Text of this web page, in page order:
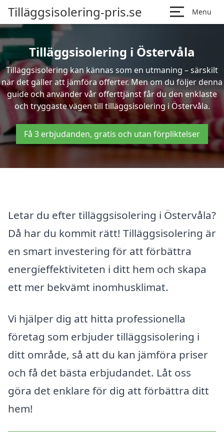
Tilläggsisolering-pris.se Menu
Tilläggsisolering i Östervåla
Tilläggsisolering kan kännas som en utmaning – särskilt
när det gäller att jämföra offerter. Men om du följer denna
guide och använder vår offerttjänst får du den enklaste
och tryggaste vägen till tilläggsisolering i Östervåla.
Få 3 erbjudanden, gratis och utan förpliktelser
Letar du efter tilläggsisolering i Östervåla?
Då har du kommit rätt! Tilläggsisolering är
en smart investering för att förbättra
energieffektiviteten i ditt hem och skapa
ett mer bekvämt inomhusklimat.
Vi hjälper dig att hitta professionella
företag som erbjuder tilläggsisolering i
ditt område, så att du kan jämföra priser
och få det bästa erbjudandet. Låt oss
göra det enklare för dig att förbättra ditt
hem!